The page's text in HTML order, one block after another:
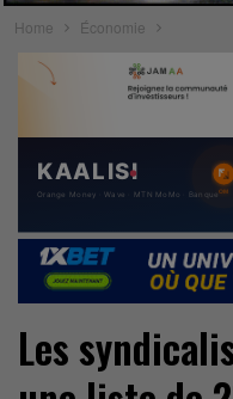
Home Économie
Les